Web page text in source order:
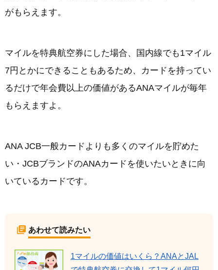
がもらえます。
マイルを特典航空券にした場合、国内線でも1マイル
7円とかにできることもあるため、カードを持ってい
るだけで年会費以上の価値があるANAマイルが毎年
もらえますよ。
ANA JCB一般カードよりも多くのマイルを貯めた
い・JCBブランドのANAカードを使いたいときに向
いているカードです。
あわせて読みたい
1マイルの価値はいくら？ANAとJAL